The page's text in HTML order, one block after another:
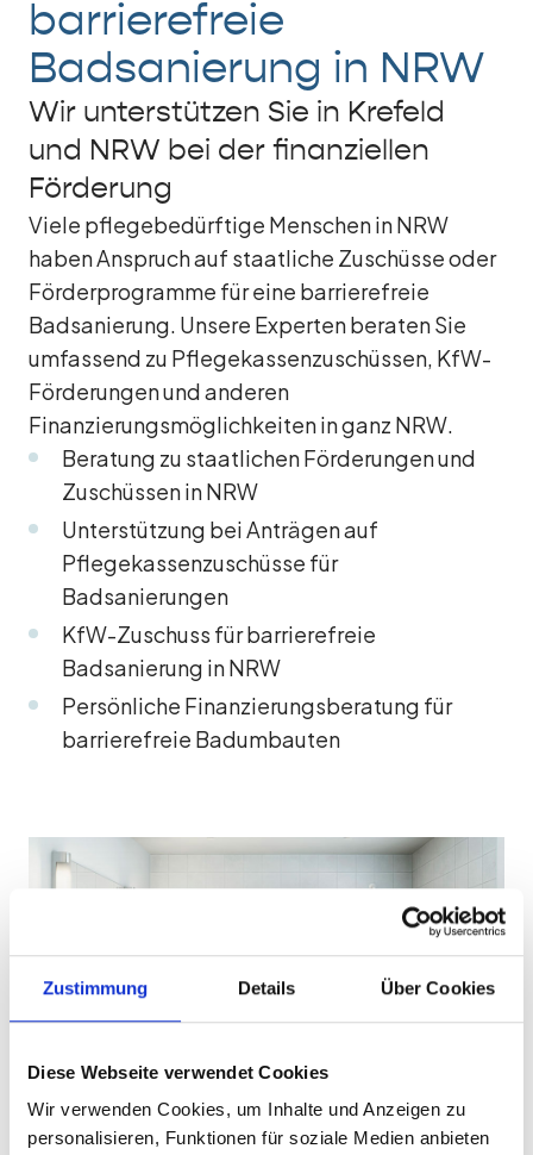
Zustimmung Details Über Cookies
Diese Webseite verwendet Cookies
Wir verwenden Cookies, um Inhalte und Anzeigen zu
personalisieren, Funktionen für soziale Medien anbieten
barrierefreie
Badsanierung in NRW
Wir unterstützen Sie in Krefeld
und NRW bei der finanziellen
Förderung
Viele pflegebedürftige Menschen in NRW
haben Anspruch auf staatliche Zuschüsse oder
Förderprogramme für eine barrierefreie
Badsanierung. Unsere Experten beraten Sie
umfassend zu Pflegekassenzuschüssen, KfW-
Förderungen und anderen
Finanzierungsmöglichkeiten in ganz NRW.
Beratung zu staatlichen Förderungen und
Zuschüssen in NRW
Unterstützung bei Anträgen auf
Pflegekassenzuschüsse für
Badsanierungen
KfW-Zuschuss für barrierefreie
Badsanierung in NRW
Persönliche Finanzierungsberatung für
barrierefreie Badumbauten